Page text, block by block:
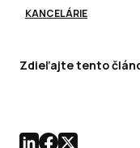
KANCELÁRIE
Zdieľajte tento